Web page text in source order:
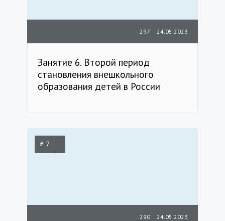
24.05.2023
297
Занятие 6. Второй период
становления внешкольного
образования детей в России
# 7
24.05.2023
290